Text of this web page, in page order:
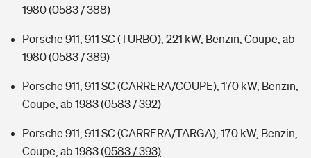
1980(0583 / 388)
Porsche 911, 911 SC (TURBO), 221 kW, Benzin, Coupe, ab
1980(0583 / 389)
Porsche 911, 911 SC (CARRERA/COUPE), 170 kW, Benzin,
Coupe, ab 1983(0583 / 392)
Porsche 911, 911 SC (CARRERA/TARGA), 170 kW, Benzin,
Coupe, ab 1983(0583 / 393)